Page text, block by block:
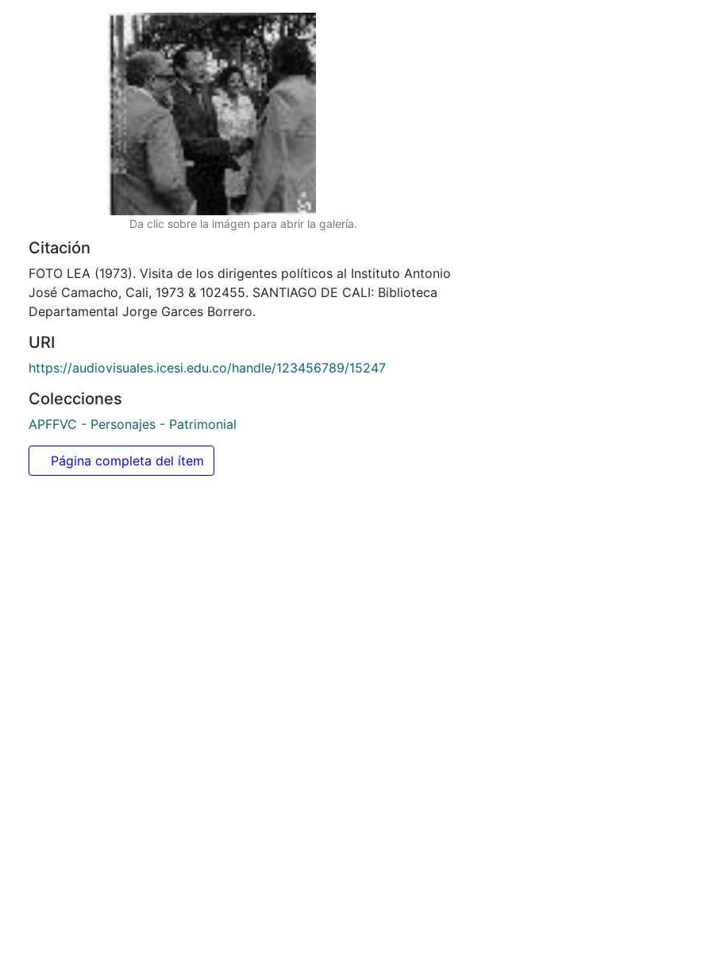
Da clic sobre la imágen para abrir la galería.
Citación
FOTO LEA (1973). Visita de los dirigentes políticos al Instituto Antonio
José Camacho, Cali, 1973 & 102455. SANTIAGO DE CALI: Biblioteca
Departamental Jorge Garces Borrero.
URI
https://audiovisuales.icesi.edu.co/handle/123456789/15247
Colecciones
APFFVC - Personajes - Patrimonial
Página completa del ítem